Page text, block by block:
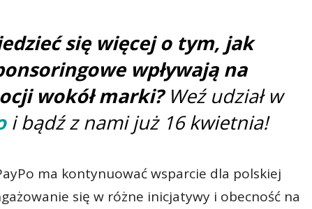
się więcej o tym, jak
wpływają na
wokół marki?Weź udział w
i bądź z nami już 16 kwietnia!
ma kontynuować wsparcie dla polskiej
się w różne inicjatywy i obecność na